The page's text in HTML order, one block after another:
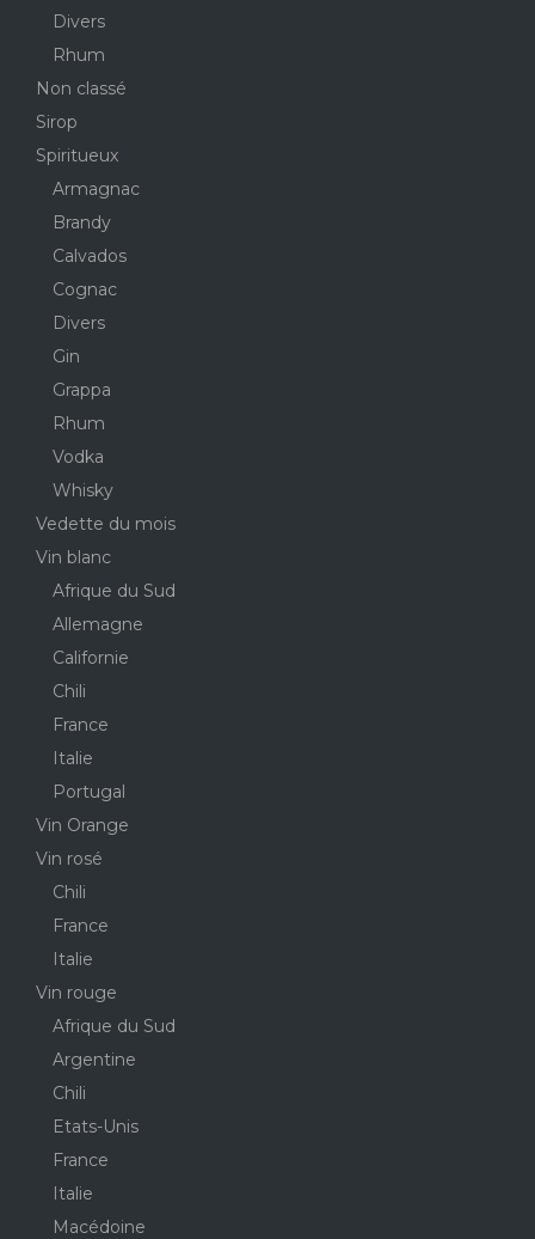
Divers
Rhum
Non classé
Sirop
Spiritueux
Armagnac
Brandy
Calvados
Cognac
Divers
Gin
Grappa
Rhum
Vodka
Whisky
Vedette du mois
Vin blanc
Afrique du Sud
Allemagne
Californie
Chili
France
Italie
Portugal
Vin Orange
Vin rosé
Chili
France
Italie
Vin rouge
Afrique du Sud
Argentine
Chili
Etats-Unis
France
Italie
Macédoine